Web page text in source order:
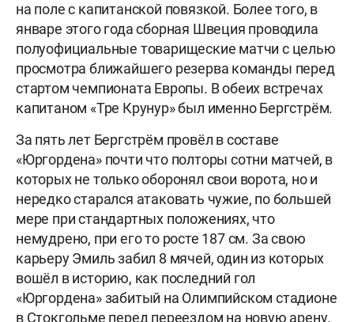
на поле с капитанской повязкой. Более того, в
январе этого года сборная Швеция проводила
полуофициальные товарищеские матчи с целью
просмотра ближайшего резерва команды перед
стартом чемпионата Европы. В обеих встречах
капитаном «Тре Крунур» был именно Бергстрём.
За пять лет Бергстрём провёл в составе
«Юргордена» почти что полторы сотни матчей, в
которых не только оборонял свои ворота, но и
нередко старался атаковать чужие, по большей
мере при стандартных положениях, что
немудрено, при его то росте 187 см. За свою
карьеру Эмиль забил 8 мячей, один из которых
вошёл в историю, как последний гол
«Юргордена» забитый на Олимпийском стадионе
в Стокгольме перед переездом на новую арену.